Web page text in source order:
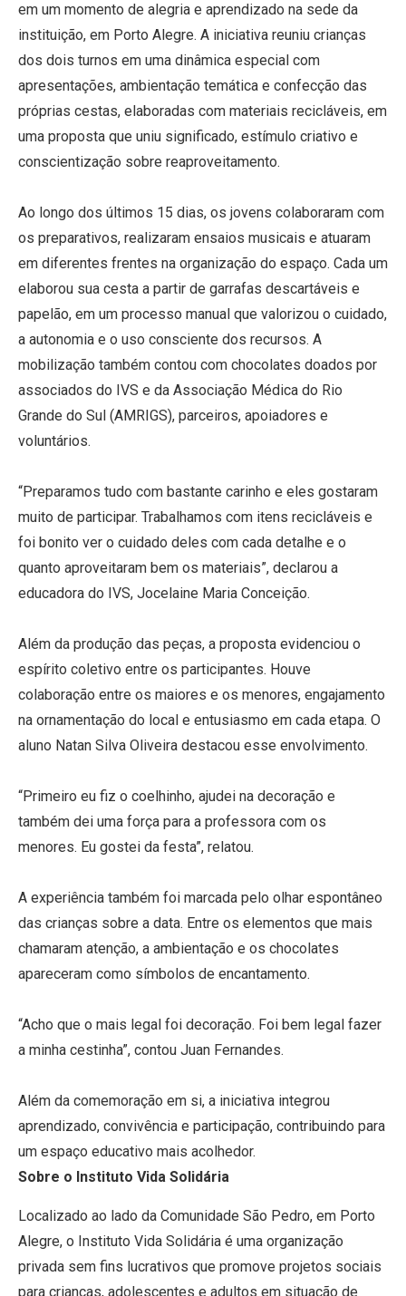
em um momento de alegria e aprendizado na sede da
instituição, em Porto Alegre. A iniciativa reuniu crianças
dos dois turnos em uma dinâmica especial com
apresentações, ambientação temática e confecção das
próprias cestas, elaboradas com materiais recicláveis, em
uma proposta que uniu significado, estímulo criativo e
conscientização sobre reaproveitamento.
Ao longo dos últimos 15 dias, os jovens colaboraram com
os preparativos, realizaram ensaios musicais e atuaram
em diferentes frentes na organização do espaço. Cada um
elaborou sua cesta a partir de garrafas descartáveis e
papelão, em um processo manual que valorizou o cuidado,
a autonomia e o uso consciente dos recursos. A
mobilização também contou com chocolates doados por
associados do IVS e da Associação Médica do Rio
Grande do Sul (AMRIGS), parceiros, apoiadores e
voluntários.
“Preparamos tudo com bastante carinho e eles gostaram
muito de participar. Trabalhamos com itens recicláveis e
foi bonito ver o cuidado deles com cada detalhe e o
quanto aproveitaram bem os materiais”, declarou a
educadora do IVS, Jocelaine Maria Conceição.
Além da produção das peças, a proposta evidenciou o
espírito coletivo entre os participantes. Houve
colaboração entre os maiores e os menores, engajamento
na ornamentação do local e entusiasmo em cada etapa. O
aluno Natan Silva Oliveira destacou esse envolvimento.
“Primeiro eu fiz o coelhinho, ajudei na decoração e
também dei uma força para a professora com os
menores. Eu gostei da festa”, relatou.
A experiência também foi marcada pelo olhar espontâneo
das crianças sobre a data. Entre os elementos que mais
chamaram atenção, a ambientação e os chocolates
apareceram como símbolos de encantamento.
“Acho que o mais legal foi decoração. Foi bem legal fazer
a minha cestinha”, contou Juan Fernandes.
Além da comemoração em si, a iniciativa integrou
aprendizado, convivência e participação, contribuindo para
um espaço educativo mais acolhedor.
Sobre o Instituto Vida Solidária
Localizado ao lado da Comunidade São Pedro, em Porto
Alegre, o Instituto Vida Solidária é uma organização
privada sem fins lucrativos que promove projetos sociais
para crianças, adolescentes e adultos em situação de